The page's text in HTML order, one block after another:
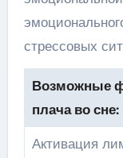
стрессовых
Возможные
плача во сне:
Активация